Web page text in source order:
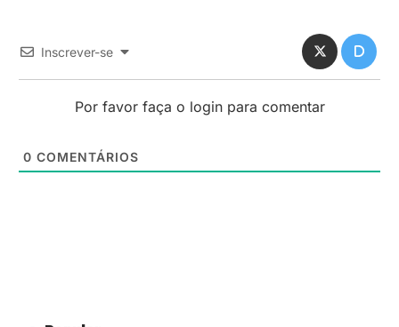
Inscrever-se
Por favor faça o login para comentar
0 COMENTÁRIOS